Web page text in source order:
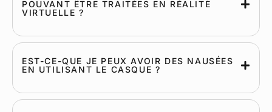
POUVANT ÊTRE TRAITÉES EN RÉALITÉ
VIRTUELLE ?
EST-CE-QUE JE PEUX AVOIR DES NAUSÉES
EN UTILISANT LE CASQUE ?